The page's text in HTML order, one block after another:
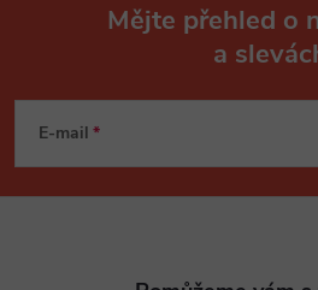
p
s
p
Mějte přehled o
a
E-mail